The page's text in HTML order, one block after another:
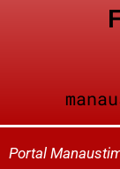
Portal